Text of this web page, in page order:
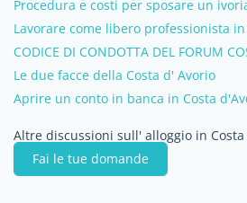
Procedura e costi per sposare un
Lavorare come libero professionista
CODICE DI CONDOTTA DEL FORUM
Le due facce della Costa d' Avorio
Aprire un conto in banca in Costa
Altre discussioni sull' alloggio in
Fai le tue domande